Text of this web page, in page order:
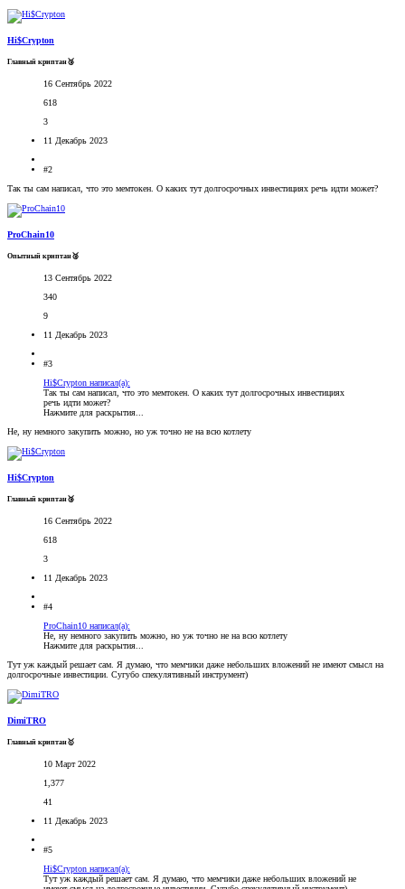
Hi$Crypton
Главный криптан🥉
16 Сентябрь 2022
618
3
11 Декабрь 2023
#2
Так ты сам написал, что это мемтокен. О каких тут долгосрочных инвестициях речь идти может?
ProChain10
Опытный криптан🥈
13 Сентябрь 2022
340
9
11 Декабрь 2023
#3
Hi$Crypton написал(а):
Так ты сам написал, что это мемтокен. О каких тут долгосрочных инвестициях
речь идти может?
Нажмите для раскрытия...
Не, ну немного закупить можно, но уж точно не на всю котлету
Hi$Crypton
Главный криптан🥉
16 Сентябрь 2022
618
3
11 Декабрь 2023
#4
ProChain10 написал(а):
Не, ну немного закупить можно, но уж точно не на всю котлету
Нажмите для раскрытия...
Тут уж каждый решает сам. Я думаю, что мемчики даже небольших вложений не имеют смысл на
долгосрочные инвестиции. Сугубо спекулятивный инструмент)
DimiTRO
Главный криптан🥇
10 Март 2022
1,377
41
11 Декабрь 2023
#5
Hi$Crypton написал(а):
Тут уж каждый решает сам. Я думаю, что мемчики даже небольших вложений не